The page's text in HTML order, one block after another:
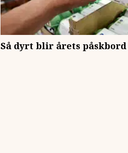
Så dyrt blir årets påskbord